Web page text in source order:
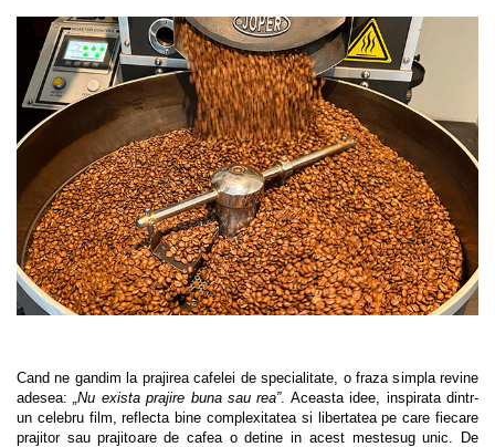
Cand ne gandim la prajirea cafelei de specialitate, o fraza simpla revine
adesea:
„Nu exista prajire buna sau rea”. Aceasta idee, inspirata dintr-
un celebru film, reflecta bine complexitatea si libertatea pe care fiecare
prajitor sau prajitoare de cafea o detine in acest mestesug unic. De